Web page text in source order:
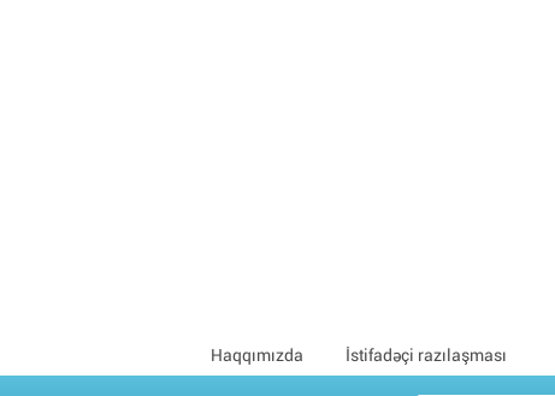
Haqqımızda İstifadəçi razılaşması